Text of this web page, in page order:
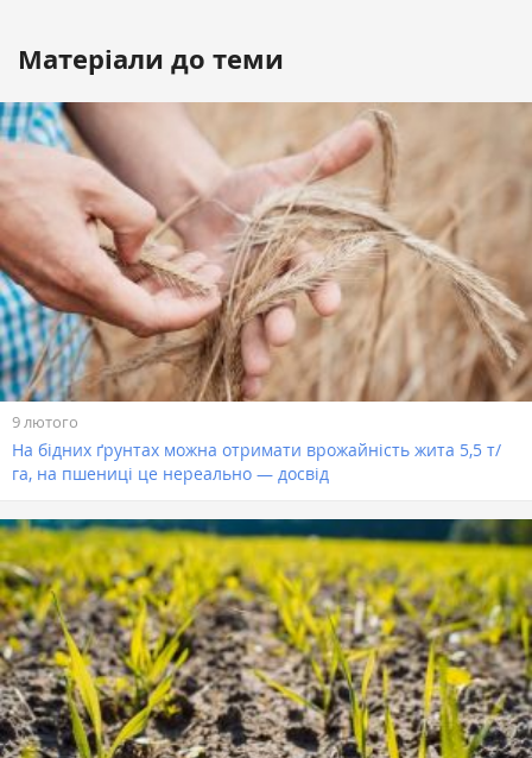
Матеріали до теми
9 лютого
На бідних ґрунтах можна отримати врожайність жита 5,5 т/
га, на пшениці це нереально — досвід